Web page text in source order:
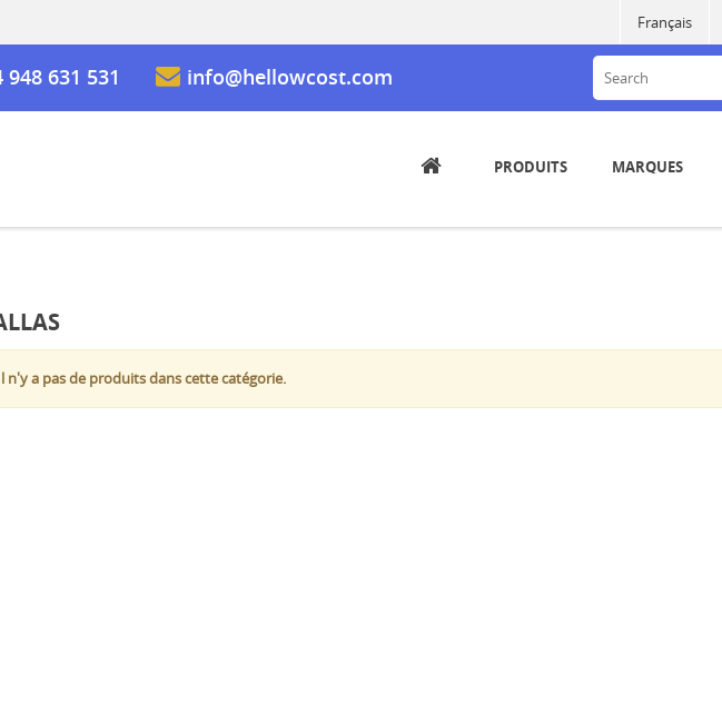
Français
948 631 531 info@hellowcost.com
PRODUITS MARQUES
n'y a pas de produits dans cette catégorie.